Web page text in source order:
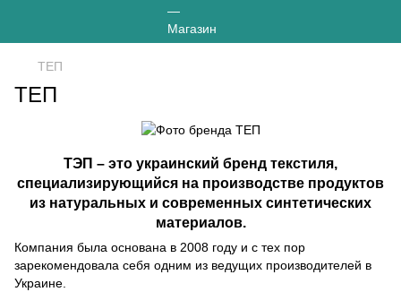
ТЕП
ТЕП
ТЭП – это украинский бренд текстиля,
специализирующийся на производстве продуктов
из натуральных и современных синтетических
материалов.
Компания была основана в 2008 году и с тех пор
зарекомендовала себя одним из ведущих производителей в
Украине.